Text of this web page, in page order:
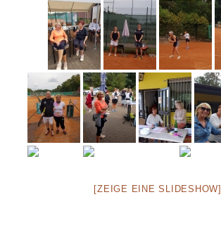
[ZEIGE EINE SLIDESHOW]